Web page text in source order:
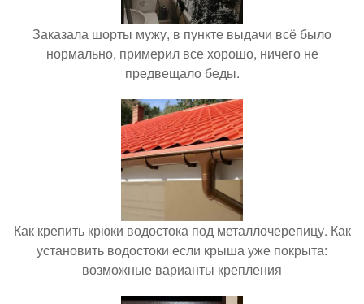
Заказала шорты мужу, в пункте выдачи всё было
нормально, примерил все хорошо, ничего не
предвещало беды.
Как крепить крюки водостока под металлочерепицу. Как
установить водостоки если крыша уже покрыта:
возможные варианты крепления